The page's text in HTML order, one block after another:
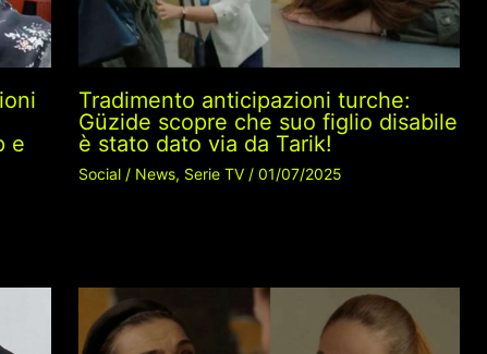
e
Tradimento anticipazioni turche:
Güzide scopre che suo figlio disabile
è stato dato via da Tarik!
Social / News, Serie TV / 01/07/2025